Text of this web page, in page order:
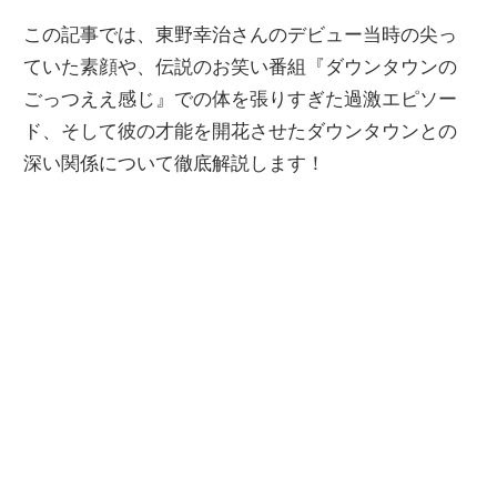
この記事では、東野幸治さんのデビュー当時の尖っ
ていた素顔や、伝説のお笑い番組『ダウンタウンの
ごっつええ感じ』での体を張りすぎた過激エピソー
ド、そして彼の才能を開花させたダウンタウンとの
深い関係について徹底解説します！